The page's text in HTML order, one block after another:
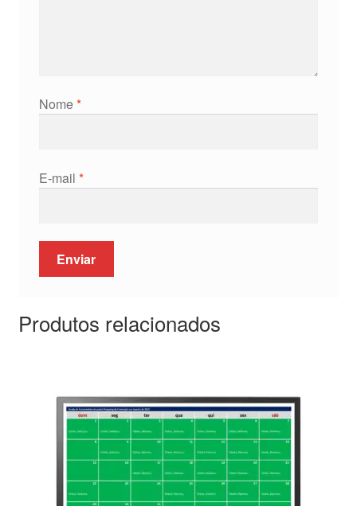
Nome*
E-mail *
Produtos relacionados